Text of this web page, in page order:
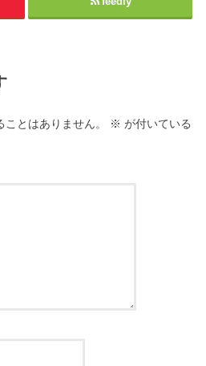
とはありません。 ※ が付いている